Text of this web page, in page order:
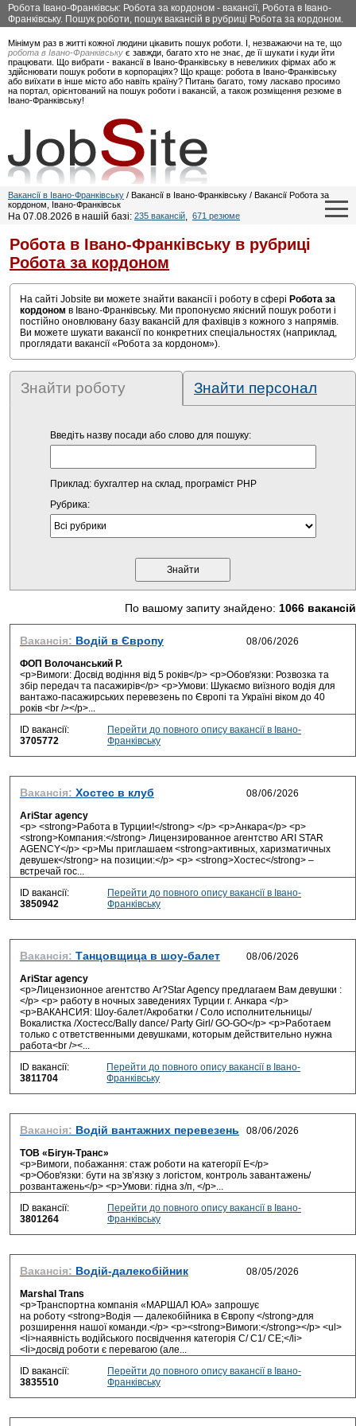
Робота Івано-Франківськ: Робота за кордоном - вакансії, Робота в Івано-
Франківську. Пошук роботи, пошук вакансій в рубриці Робота за кордоном.
Мінімум раз в житті кожної людини цікавить пошук роботи. І, незважаючи на те, що
робота в Івано-Франківську є завжди, багато хто не знає, де її шукати і куди йти
працювати. Що вибрати - вакансії в Івано-Франківську в невеликих фірмах або ж
здійснювати пошук роботи в корпораціях? Що краще: робота в Івано-Франківську
або виїхати в інше місто або навіть країну? Питань багато, тому ласкаво просимо
на портал, орієнтований на пошук роботи і вакансій, а також розміщення резюме в
Івано-Франківську!
Вакансії в Івано-Франківську / Вакансії в Івано-Франківську / Вакансії Робота за
кордоном, Івано-Франківськ
На 07.08.2026 в нашій базі: 235 вакансій, 671 резюме
Робота в Івано-Франківську в рубриці
Робота за кордоном
На сайті Jobsite ви можете знайти вакансії і роботу в сфері Робота за
кордоном в Івано-Франківську. Ми пропонуємо якісний пошук роботи і
постійно оновлювану базу вакансій для фахівців з кожного з напрямів.
Ви можете шукати вакансії по конкретних спеціальностях (наприклад,
проглядати вакансії «Робота за кордоном»).
Знайти роботу Знайти персонал
Введіть назву посади або слово для пошуку:
Приклад: бухгалтер на склад, програміст PHP
Рубрика:
По вашому запиту знайдено: 1066 вакансій
Вакансія: Водій в Європу
ФОП Волочанський Р.
<p>Вимоги: Досвід водіння від 5 років</p> <p>Обов'язки: Розвозка та
збір передач та пасажирів</p> <p>Умови: Шукаємо виїзного водія для
вантажо-пасажирських перевезень по Європі та Україні віком до 40
років <br /></p>...
ID вакансії:
3705772
Перейти до повного опису вакансії в Івано-
Франківську
Вакансія: Хостес в клуб
AriStar agency
<p> <strong>Работа в Турции!</strong> </p> <p>Анкара</p> <p>
<strong>Компания:</strong> Лицензированное агентство ARI STAR
AGENCY</p> <p>Мы приглашаем <strong>активных, харизматичных
девушек</strong> на позиции:</p> <p> <strong>Хостес</strong> –
встречай гос...
ID вакансії:
3850942
Перейти до повного опису вакансії в Івано-
Франківську
Вакансія: Танцовщица в шоу-балет
AriStar agency
<p>Лицензионное агентство Ar?Star Agency предлагаем Вам девушки :
</p> <p> работу в ночных заведениях Турции г. Анкара </p>
<p>ВАКАНСИЯ: Шоу-балет/Акробатки / Соло исполнительницы/
Вокалистка /Хостесс/Bally dance/ Party Girl/ GO-GO</p> <p>Работаем
только с ответственными девушками, которым действительно нужна
работа<br /><...
ID вакансії:
3811704
Перейти до повного опису вакансії в Івано-
Франківську
Вакансія: Водій вантажних перевезень
ТОВ «Бігун-Транс»
<p>Вимоги, побажання: стаж роботи на категорії Е</p>
<p>Обов'язки: бути на зв’язку з логістом, контроль завантажень/
розвантажень</p> <p>Умови: гідна з/п, </p>...
ID вакансії:
3801264
Перейти до повного опису вакансії в Івано-
Франківську
Вакансія: Водій-далекобійник
Marshal Trans
<p>Транспортна компанія «МАРШАЛ ЮА» запрошує
на роботу <strong>Водія — далекобійника в Європу </strong>для
розширення нашої команди.</p> <p><strong>Вимоги:</strong></p> <ul>
<li>наявність водійського посвідчення категорія С/ С1/ CE;</li>
<li>досвід роботи є перевагою (але...
ID вакансії:
3835510
Перейти до повного опису вакансії в Івано-
Франківську